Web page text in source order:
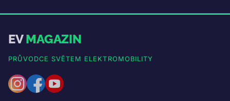
EVMAGAZIN
PRŮVODCE SVĚTEM ELEKTROMOBILITY